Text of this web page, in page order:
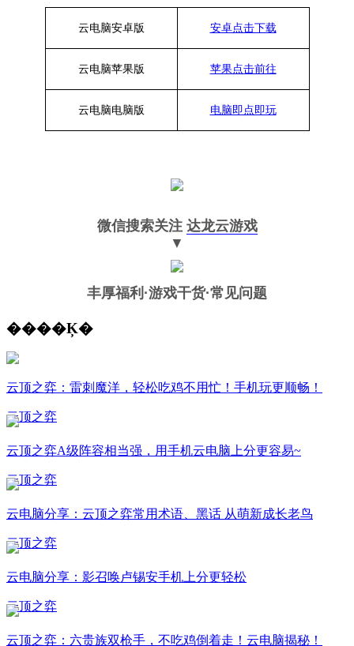
云电脑安卓版 安卓点击下载
云电脑苹果版 苹果点击前往
云电脑电脑版 电脑即点即玩
微信搜索关注 达龙云游戏
▼
丰厚福利 ·游戏干货·常见问题
����Ķ�
云顶之弈：雷刺魔洋，轻松吃鸡不用忙！手机玩更顺畅！
云顶之弈
云顶之弈A级阵容相当强，用手机云电脑上分更容易~
云顶之弈
云电脑分享：云顶之弈常用术语、黑话 从萌新成长老鸟
云顶之弈
云电脑分享：影召唤卢锡安手机上分更轻松
云顶之弈
云顶之弈：六贵族双枪手，不吃鸡倒着走！云电脑揭秘！